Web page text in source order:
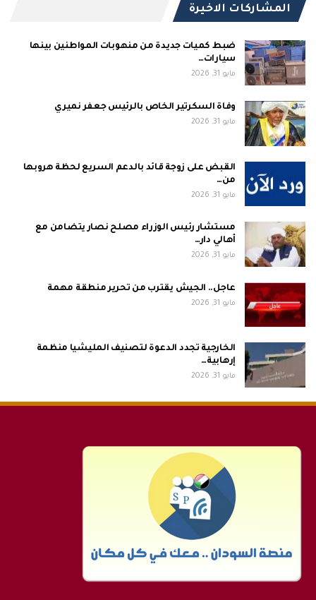
المشاركات الاخيرة
ضبط كميات جديدة من منهوبات المواطنين بينها
سيارات…
مايو 31, 2026
وفاة السكرتير الخاص بالرئيس جعفر نميري
مايو 31, 2026
القبض على زوجة قائد بالدعم السريع لحظة هروبها
من…
مايو 31, 2026
مستشار رئيس الوزراء مصلح نصار يتضامن مع
أهالي دار…
مايو 31, 2026
عاجل.. الجيش يقترب من تحرير منطقة مهمة
مايو 31, 2026
الخارجية تجدد الدعوة لتصنيف المليشيا منظمة
إرهابية…
مايو 31, 2026